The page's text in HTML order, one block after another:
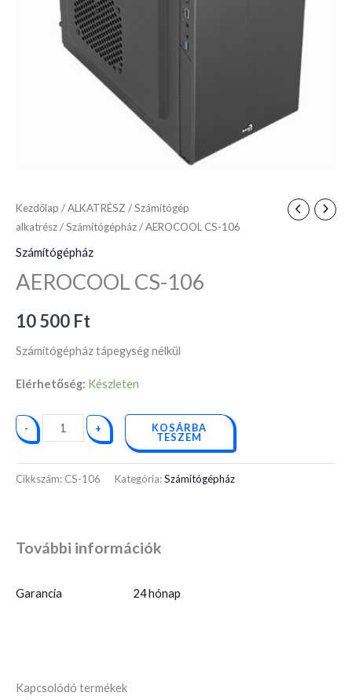
Kezdőlap /ALKATRÉSZ /Számítógép
alkatrész/Számítógépház/ AEROCOOL CS-106
Számítógépház
AEROCOOL CS-106
10 500 Ft
Számítógépház tápegység nélkül
Elérhetőség: Készleten
- + KOSÁRBA
TESZEM
Cikkszám: CS-106 Kategória:Számítógépház
További információk
Garancia 24 hónap
Kapcsolódó termékek